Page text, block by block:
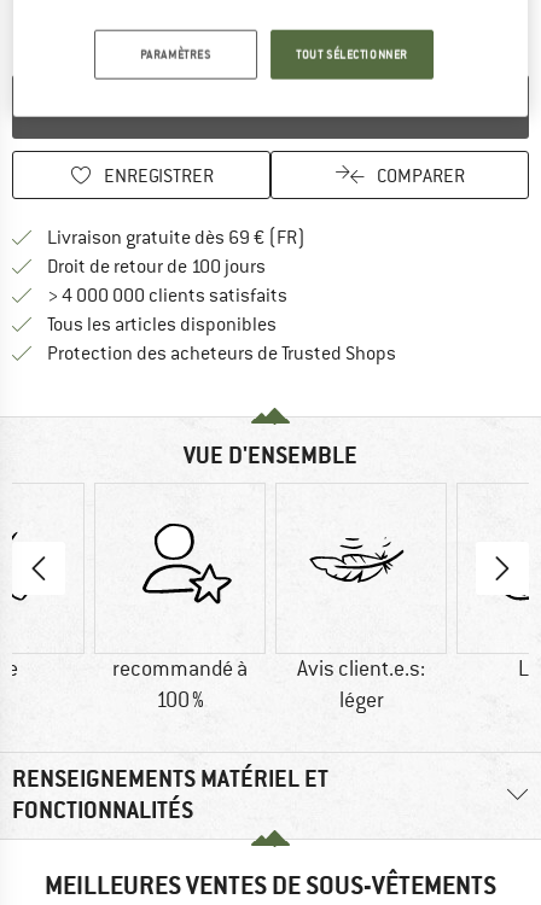
ENREGISTRER COMPARER
Livraison gratuite dès 69 € (FR)
Droit de retour de 100 jours
> 4 000 000 clients satisfaits
Tous les articles disponibles
Protection des acheteurs de Trusted Shops
VUE D'ENSEMBLE
recommandé à
100 %
Avis client.e.s:
léger
RENSEIGNEMENTS MATÉRIEL ET
FONCTIONNALITÉS
MEILLEURES VENTES DE SOUS-VÊTEMENTS
PARAMÈTRES TOUT SÉLECTIONNER